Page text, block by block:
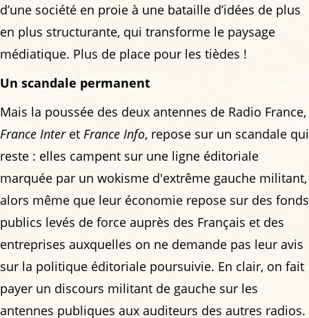
d’une société en proie à une bataille d’idées de plus
en plus structurante, qui transforme le paysage
médiatique. Plus de place pour les tièdes !
Un scandale permanent
Mais la poussée des deux antennes de Radio France,
France Interet France Info, repose sur un scandale qui
reste : elles campent sur une ligne éditoriale
marquée par un wokisme d'extrême gauche militant,
alors même que leur économie repose sur des fonds
publics levés de force auprès des Français et des
entreprises auxquelles on ne demande pas leur avis
sur la politique éditoriale poursuivie. En clair, on fait
payer un discours militant de gauche sur les
antennes publiques aux auditeurs des autres radios.